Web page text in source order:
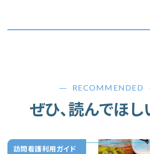
RECOMMENDED
ぜひ、読んでほ
訪問看護利用ガイド